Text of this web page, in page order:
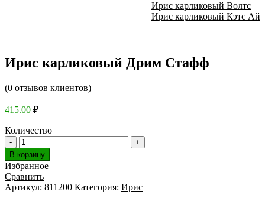
Ирис карликовый Волтс
Ирис карликовый Кэтс Ай
Ирис карликовый Дрим Стафф
(0 отзывов клиентов)
415.00 ₽
Количество
В корзину
Избранное
Сравнить
Артикул: 811200 Категория: Ирис